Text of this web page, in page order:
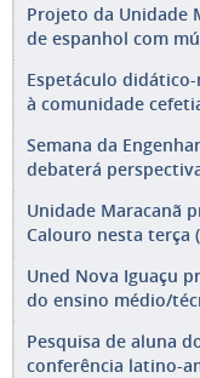
Projeto da Unidade
de espanhol com
Espetáculo
à comunidade
Semana da
debaterá
Unidade Maracanã
Calouro nesta terça
Uned Nova Iguaçu
do ensino médio/
Pesquisa de aluna
conferência latino-